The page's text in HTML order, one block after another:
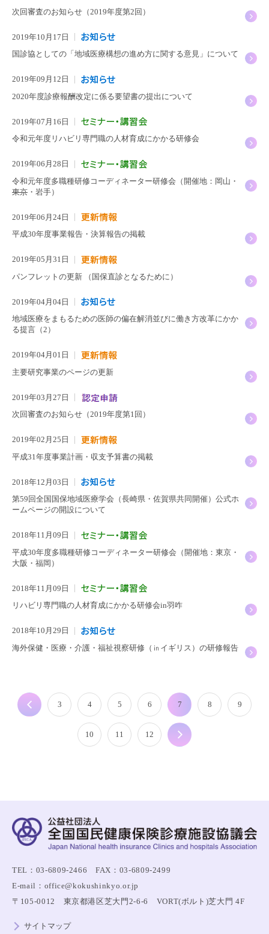
次回審査のお知らせ（2019年度第2回）
2019年10月17日
国診協としての「地域医療構想の進め方に関する意見」について
2019年09月12日
2020年度診療報酬改定に係る要望書の提出について
2019年07月16日
令和元年度リハビリ専門職の人材育成にかかる研修会
2019年06月28日
令和元年度多職種研修コーディネーター研修会（開催地：岡山・
東京 ・岩手）
2019年06月24日
平成30年度事業報告・決算報告の掲載
2019年05月31日
パンフレットの更新 （国保直診となるために）
2019年04月04日
地域医療をまもるための医師の偏在解消並びに働き方改革にかか
る提言（2）
2019年04月01日
主要研究事業のページの更新
2019年03月27日
次回審査のお知らせ（2019年度第1回）
2019年02月25日
平成31年度事業計画・収支予算書の掲載
2018年12月03日
第59回全国国保地域医療学会（長崎県・佐賀県共同開催）公式ホ
ームページの開設について
2018年11月09日
平成30年度多職種研修コーディネーター研修会（開催地：東京・
大阪・福岡）
2018年11月09日
リハビリ専門職の人材育成にかかる研修会in羽咋
2018年10月29日
海外保健・医療・介護・福祉視察研修（㏌イギリス）の研修報告
前へ
3 4 5 6 7 8 9
10 11 12
TEL：03-6809-2466 FAX：03-6809-2499
E-mail：office@kokushinkyo.or.jp
〒105-0012 東京都港区芝大門2-6-6 VORT(ボルト)芝大門 4F
サイトマップ